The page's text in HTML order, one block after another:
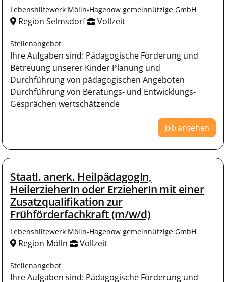
Lebenshilfewerk Mölln-Hagenow gemeinnützige GmbH
Region Selmsdorf Vollzeit
Stellenangebot
Ihre Aufgaben sind: Pädagogische Förderung und
Betreuung unserer Kinder Planung und
Durchführung von pädagogischen Angeboten
Durchführung von Beratungs- und Entwicklungs-
Gesprächen wertschätzende
Job ansehen
Staatl. anerk. HeilpädagogIn,
HeilerzieherIn oder ErzieherIn mit einer
Zusatzqualifikation zur
Frühförderfachkraft (m/w/d)
Lebenshilfewerk Mölln-Hagenow gemeinnützige GmbH
Region Mölln Vollzeit
Stellenangebot
Ihre Aufgaben sind: Pädagogische Förderung und